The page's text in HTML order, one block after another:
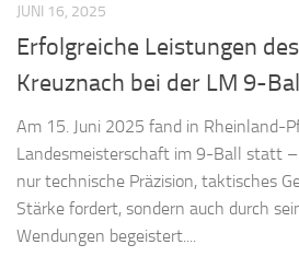
JUNI 16, 2025
Erfolgreiche Leistungen
Kreuznach bei der LM 9-
Am 15. Juni 2025 fand in Rheinland-
Landesmeisterschaft im 9-Ball statt
nur technische Präzision, taktisches
Stärke fordert, sondern auch durch
Wendungen begeistert....